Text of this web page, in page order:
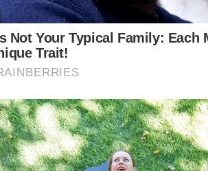
beliau dirakam keterangan selama
ujarnya.